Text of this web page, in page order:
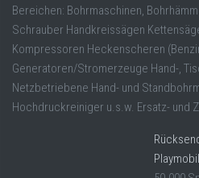
Bereichen: Bohrmaschinen,
Schrauber Handkreissägen
Kompressoren Heckenscheren
Generatoren/Stromerzeuge Hand-,
Netzbetriebene Hand- und
Hochdruckreiniger u.s.w. Ersatz- und